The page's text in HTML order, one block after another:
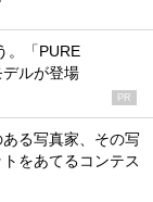
。「PURE
ルが登場
PR
る写真家、その写
をあてるコンテス